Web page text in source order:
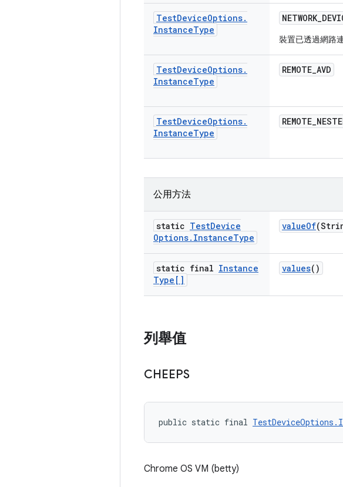
TestDeviceOptions.
InstanceType
NETWORK_
裝置已透過網路
TestDeviceOptions.
InstanceType
REMOTE_AVD
TestDeviceOptions.
InstanceType
REMOTE_
公用方法
static TestDevice
Options. InstanceType
valueOf
static final Instance
Type[]
values()
列舉值
CHEEPS
public static final
Chrome OS VM (betty)